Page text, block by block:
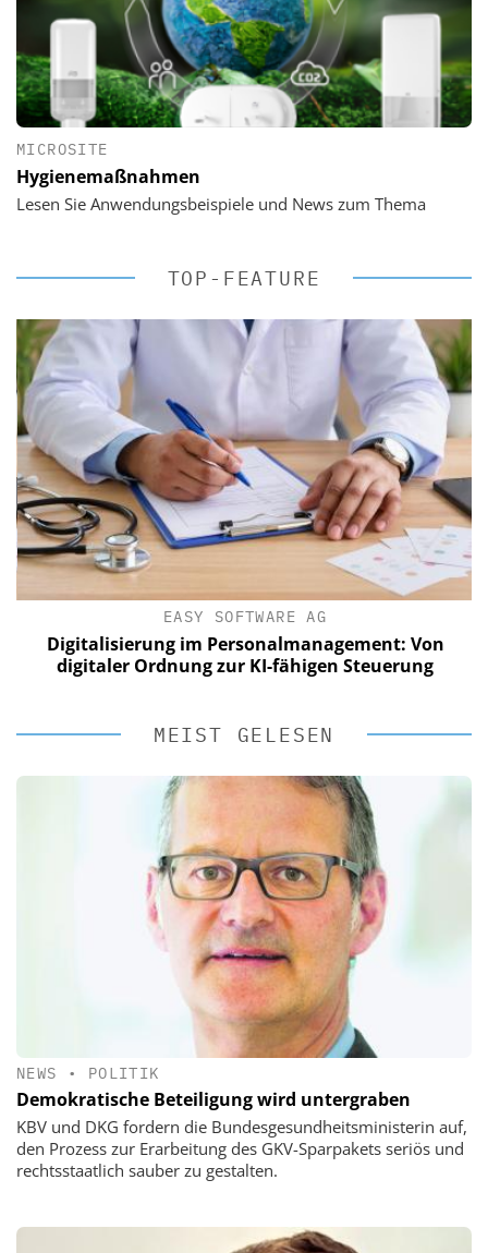
MICROSITE
Hygienemaßnahmen
Lesen Sie Anwendungsbeispiele und News zum Thema
TOP-FEATURE
EASY SOFTWARE AG
Digitalisierung im Personalmanagement: Von
digitaler Ordnung zur KI-fähigen Steuerung
MEIST GELESEN
NEWS • POLITIK
Demokratische Beteiligung wird untergraben
KBV und DKG fordern die Bundesgesundheitsministerin auf,
den Prozess zur Erarbeitung des GKV-Sparpakets seriös und
rechtsstaatlich sauber zu gestalten.